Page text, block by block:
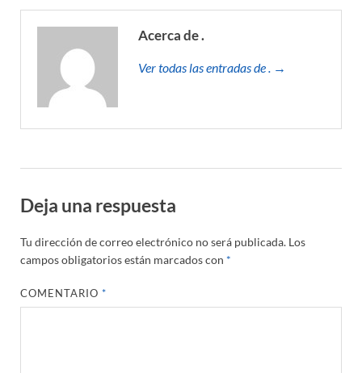
Acerca de .
Ver todas las entradas de . →
Deja una respuesta
Tu dirección de correo electrónico no será publicada. Los
campos obligatorios están marcados con *
COMENTARIO*